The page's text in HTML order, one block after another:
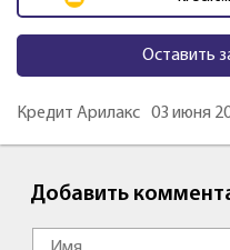
Оставить
Кредит Арилакс 03 июня
Добавить